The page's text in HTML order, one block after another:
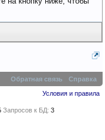
Обратная связь
Справка
Условия и правила
Запросов к БД: 3